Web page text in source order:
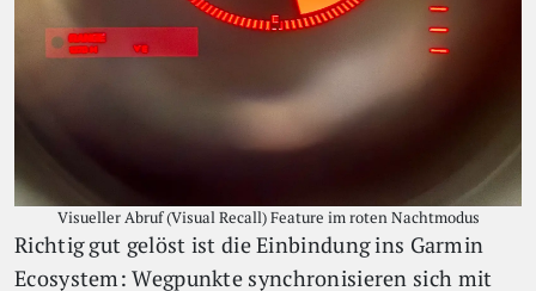
Visueller Abruf (Visual Recall) Feature im roten Nachtmodus
Richtig gut gelöst ist die Einbindung ins Garmin
Ecosystem: Wegpunkte synchronisieren sich mit